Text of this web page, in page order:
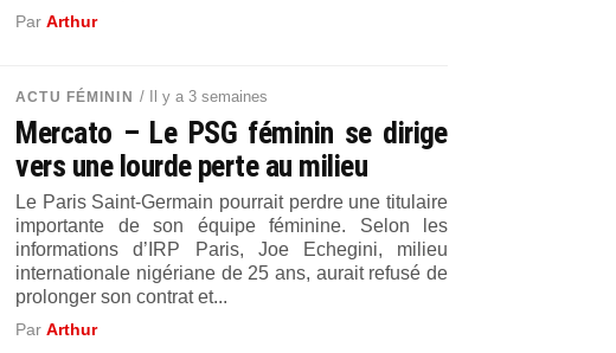
ParArthur
ACTU FÉMININ / Il y a 3 semaines
Mercato – Le PSG féminin se dirige
vers une lourde perte au milieu
Le Paris Saint-Germain pourrait perdre une titulaire
importante de son équipe féminine. Selon les
informations d’IRP Paris, Joe Echegini, milieu
internationale nigériane de 25 ans, aurait refusé de
prolonger son contrat et...
ParArthur